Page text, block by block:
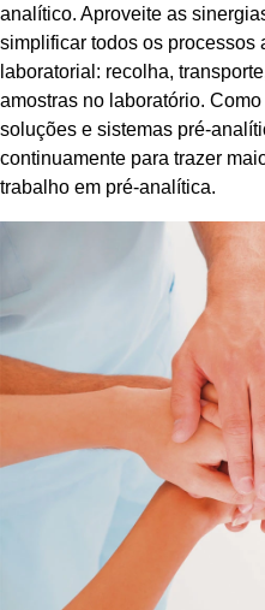
analítico. Aproveite as
simplificar todos os processos
laboratorial: recolha,
amostras no laboratório.
soluções e sistemas pré-
continuamente para trazer
trabalho em pré-analítica.